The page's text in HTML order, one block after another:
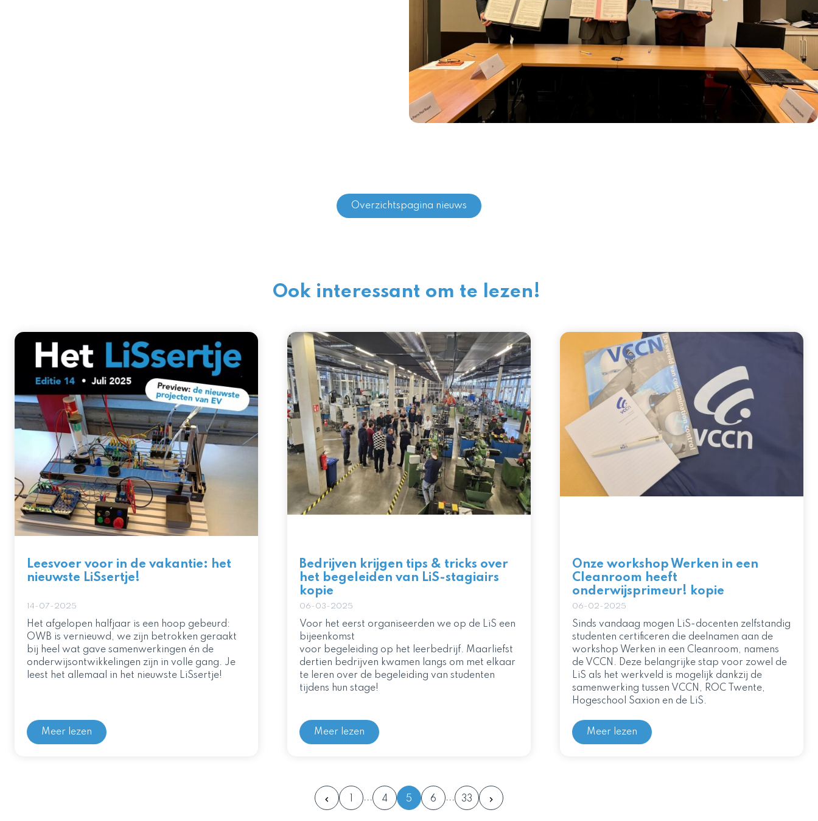
Overzichtspagina nieuws
Ook interessant om te lezen!
Leesvoer voor in de vakantie: het
nieuwste LiSsertje!
14-07-2025
Het afgelopen halfjaar is een hoop gebeurd:
OWB is vernieuwd, we zijn betrokken geraakt
bij heel wat gave samenwerkingen én de
onderwijsontwikkelingen zijn in volle gang. Je
leest het allemaal in het nieuwste LiSsertje!
Meer lezen
Bedrijven krijgen tips & tricks over
het begeleiden van LiS-stagiairs
kopie
06-03-2025
Voor het eerst organiseerden we op de LiS een
bijeenkomst
voor begeleiding op het leerbedrijf. Maarliefst
dertien bedrijven kwamen langs om met elkaar
te leren over de begeleiding van studenten
tijdens hun stage!
Meer lezen
Onze workshop Werken in een
Cleanroom heeft
onderwijsprimeur! kopie
06-02-2025
Sinds vandaag mogen LiS-docenten zelfstandig
studenten certificeren die deelnamen aan de
workshop Werken in een Cleanroom, namens
de VCCN. Deze belangrijke stap voor zowel de
LiS als het werkveld is mogelijk dankzij de
samenwerking tussen VCCN, ROC Twente,
Hogeschool Saxion en de LiS.
Meer lezen
4 5 6 33